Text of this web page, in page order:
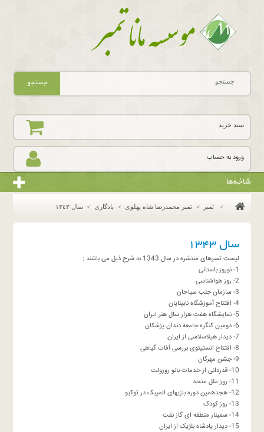
ورود به حساب
سبد خرید
جستجو
شاخه‌ها
> تمبر > تمبر محمدرضا شاه پهلوی > یادگاری > سال ١٣٤٣
سال ١٣٤٣
لیست تمبرهای منتشره در سال 1343 به شرح ذیل می باشند :
1- نوروز باستانی
2- روز هواشناسی
3- سازمان جلب سیاحان
4- افتتاح آموزشگاه نابینایان
5- نمایشگاه هفت هزار سال هنر ایران
6- دومین کنگره جامعه دندان پزشکان
7- دیدار هیلاسلاسی از ایران
8- افتتاح انستیتوی بررسی آفات گیاهی
9- جشن مهرگان
10- قدردانی از خدمات بانو روزولت
11- روز ملل متحد
12- هجدهمین دوره بازیهای المپیک در توکیو
13- روز کودک
14- سمینار منطقه ای گاز نفت
15- دیدار پادشاه بلژیک از ایران